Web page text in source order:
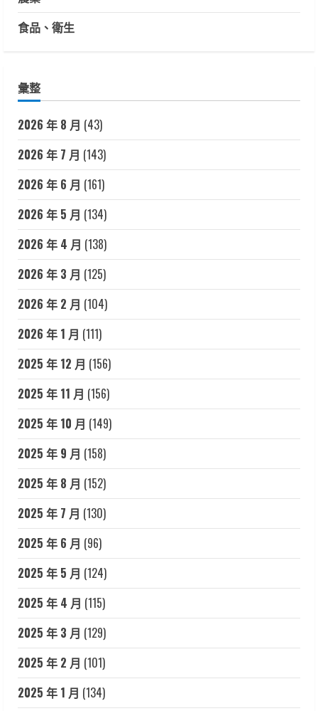
食品、衛生
彙整
2026 年 8 月 (43)
2026 年 7 月 (143)
2026 年 6 月 (161)
2026 年 5 月 (134)
2026 年 4 月 (138)
2026 年 3 月 (125)
2026 年 2 月 (104)
2026 年 1 月 (111)
2025 年 12 月 (156)
2025 年 11 月 (156)
2025 年 10 月 (149)
2025 年 9 月 (158)
2025 年 8 月 (152)
2025 年 7 月 (130)
2025 年 6 月 (96)
2025 年 5 月 (124)
2025 年 4 月 (115)
2025 年 3 月 (129)
2025 年 2 月 (101)
2025 年 1 月 (134)